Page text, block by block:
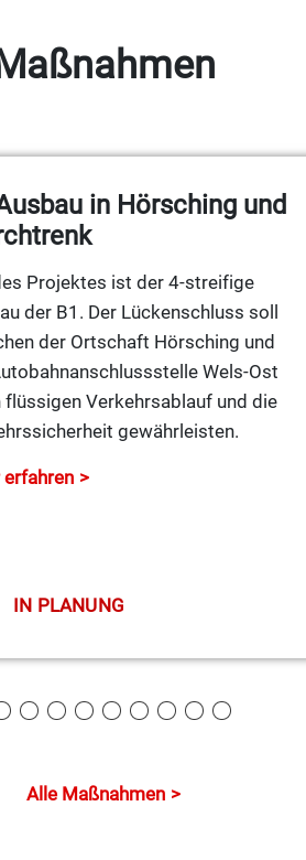
Raums erhöht. Ebenso
Fahrstreifen für den
Maßnahmen
in Hörsching und
Projektes ist der 4-streifige
der B1. Der Lückenschluss soll
der Ortschaft Hörsching und
Wels-Ost
flüssigen Verkehrsablauf und die
gewährleisten.
erfahren
IN PLANUNG
Alle Maßnahmen